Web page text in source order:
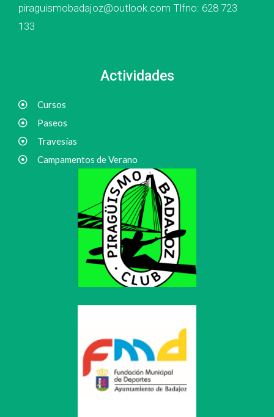
piraguismobadajoz@outlook.com Tlfno: 628 723
133
Actividades
Cursos
Paseos
Travesías
Campamentos de Verano